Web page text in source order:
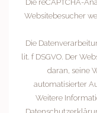
Die reCAPTCHA-
Websitebesucher
Die
lit. f DSGVO. Der
daran, seine
automatisierter
Weitere